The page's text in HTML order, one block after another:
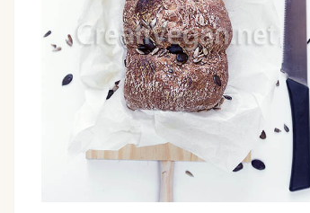
COLES
DE
BRUSELAS